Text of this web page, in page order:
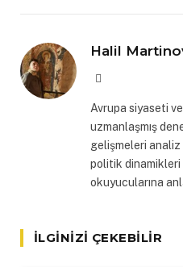
Halil
Avrupa siyaseti
uzmanlaşmış
gelişmeleri analiz
politik
okuyucularına
İLGINIZI ÇEKEBILIR